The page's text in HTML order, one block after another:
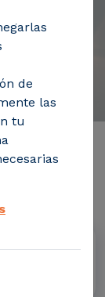
del
de
las
tu